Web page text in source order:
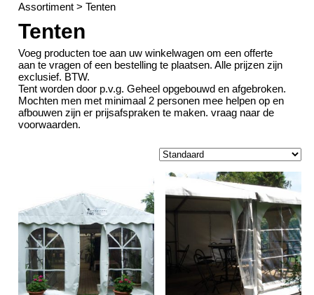
Assortiment >Tenten
Tenten
Voeg producten toe aan uw winkelwagen om een offerte
aan te vragen of een bestelling te plaatsen. Alle prijzen zijn
exclusief. BTW.
Tent worden door p.v.g. Geheel opgebouwd en afgebroken.
Mochten men met minimaal 2 personen mee helpen op en
afbouwen zijn er prijsafspraken te maken. vraag naar de
voorwaarden.